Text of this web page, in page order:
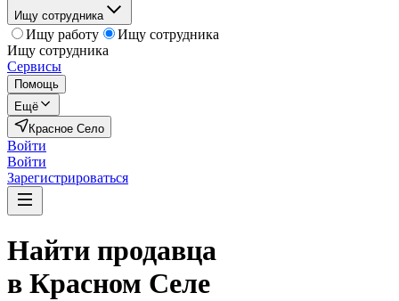
Ищу сотрудника
Ищу работу
Ищу сотрудника
Ищу сотрудника
Сервисы
Помощь
Ещё
Красное Село
Войти
Войти
Зарегистрироваться
Найти продавца
в Красном Селе